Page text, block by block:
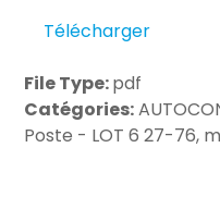
Télécharger
File Type:pdf
Catégories:
Poste - LOT 6 27-76,